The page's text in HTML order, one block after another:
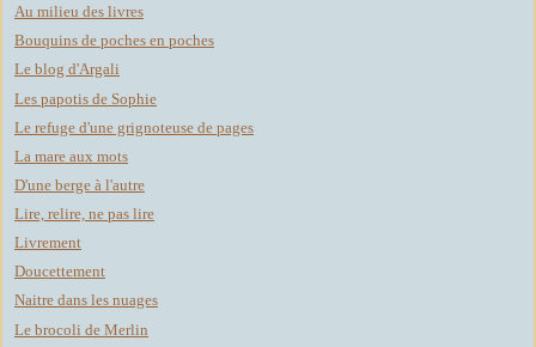
Au milieu des livres
Bouquins de poches en poches
Le blog d'Argali
Les papotis de Sophie
Le refuge d'une grignoteuse de pages
La mare aux mots
D'une berge à l'autre
Lire, relire, ne pas lire
Livrement
Doucettement
Naitre dans les nuages
Le brocoli de Merlin